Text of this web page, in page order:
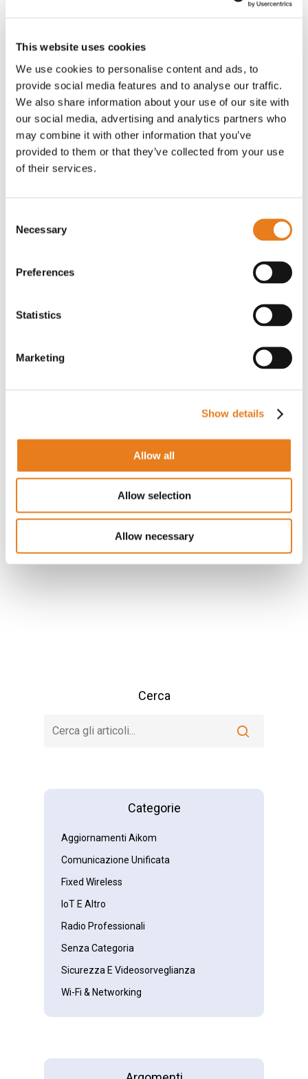
This website uses cookies
We use cookies to personalise content and ads, to
provide social media features and to analyse our traffic.
We also share information about your use of our site with
our social media, advertising and analytics partners who
may combine it with other information that you’ve
provided to them or that they’ve collected from your use
of their services.
Selection
Necessary
Preferences
Statistics
Marketing
Show details
Allow all
Allow selection
Allow necessary
Offre più di 4 Gbps. Dotato di 8x8 MU-MIMO,
300 e Force 400 oltre che con le nuove SM
Force serie 4500. Aikom Technology è lieta di
annunciare l'uscita della quarta generazione di
prodotti…
Leggi la notizia
Come immagini il primo caseificio del
Noi lo immaginiamo sulla falsa riga del
produzione del Parmigiano Reggiano definita
prodotto di punta, in quanto completamente
realizzato in loco. Il sito si…
Cerca
Categorie
Aggiornamenti Aikom
Comunicazione Unificata
Fixed Wireless
IoT E Altro
Radio Professionali
Senza Categoria
Sicurezza E Videosorveglianza
Wi-Fi & Networking